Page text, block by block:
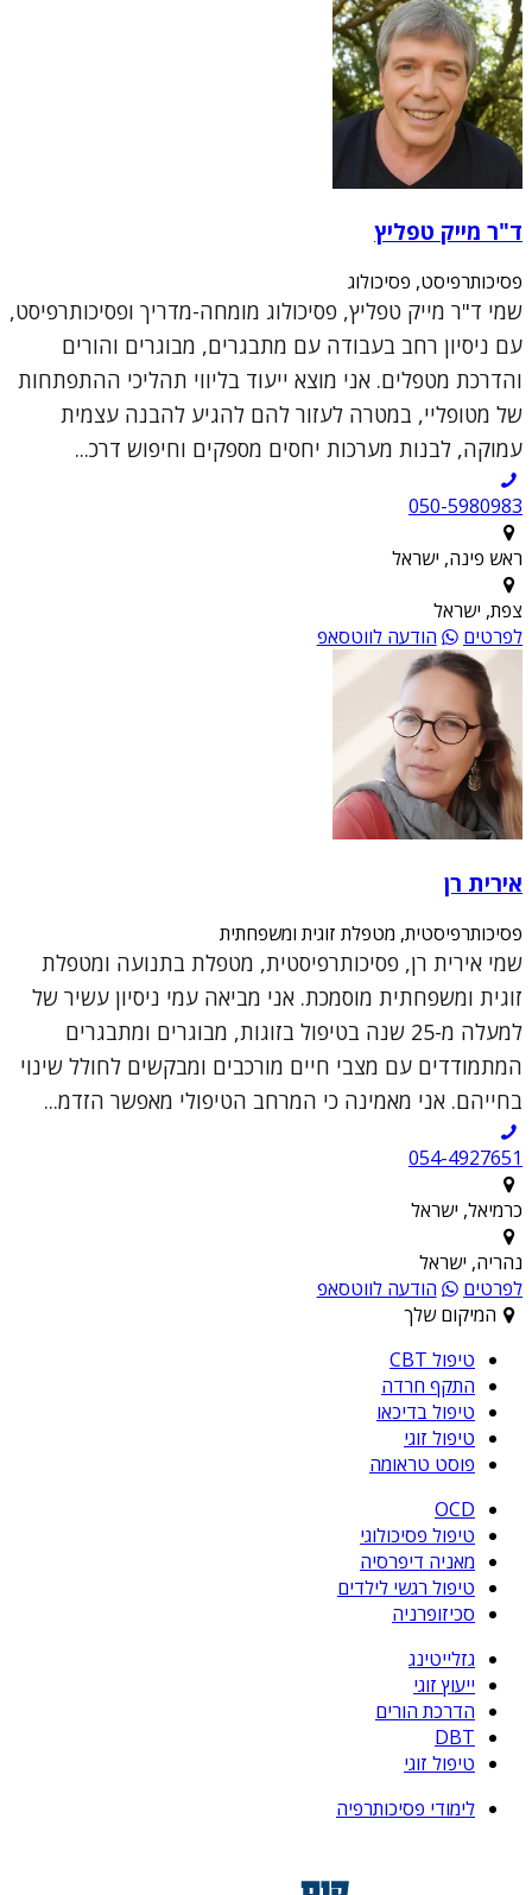
ד"ר מייק טפליץ
פסיכותרפיסט, פסיכולוג
שמי ד"ר מייק טפליץ, פסיכולוג מומחה-מדריך ופסיכותרפיסט,
עם ניסיון רחב בעבודה עם מתבגרים, מבוגרים והורים
והדרכת מטפלים. אני מוצא ייעוד בליווי תהליכי ההתפתחות
של מטופליי, במטרה לעזור להם להגיע להבנה עצמית
עמוקה, לבנות מערכות יחסים מספקים וחיפוש דרכ...
050-5980983
ראש פינה, ישראל
צפת, ישראל
לפרטים
הודעה לווטסאפ
אירית רן
פסיכותרפיסטית, מטפלת זוגית ומשפחתית
שמי אירית רן, פסיכותרפיסטית, מטפלת בתנועה ומטפלת
זוגית ומשפחתית מוסמכת. אני מביאה עמי ניסיון עשיר של
למעלה מ-25 שנה בטיפול בזוגות, מבוגרים ומתבגרים
המתמודדים עם מצבי חיים מורכבים ומבקשים לחולל שינוי
בחייהם. אני מאמינה כי המרחב הטיפולי מאפשר הזדמ...
054-4927651
כרמיאל, ישראל
נהריה, ישראל
לפרטים
הודעה לווטסאפ
המיקום שלך
טיפול CBT
התקף חרדה
טיפול בדיכאו
טיפול זוגי
פוסט טראומה
OCD
טיפול פסיכולוגי
מאניה דיפרסיה
טיפול רגשי לילדים
סכיזופרניה
גזלייטינג
ייעוץ זוגי
הדרכת הורים
DBT
טיפול זוגי
לימודי פסיכותרפיה